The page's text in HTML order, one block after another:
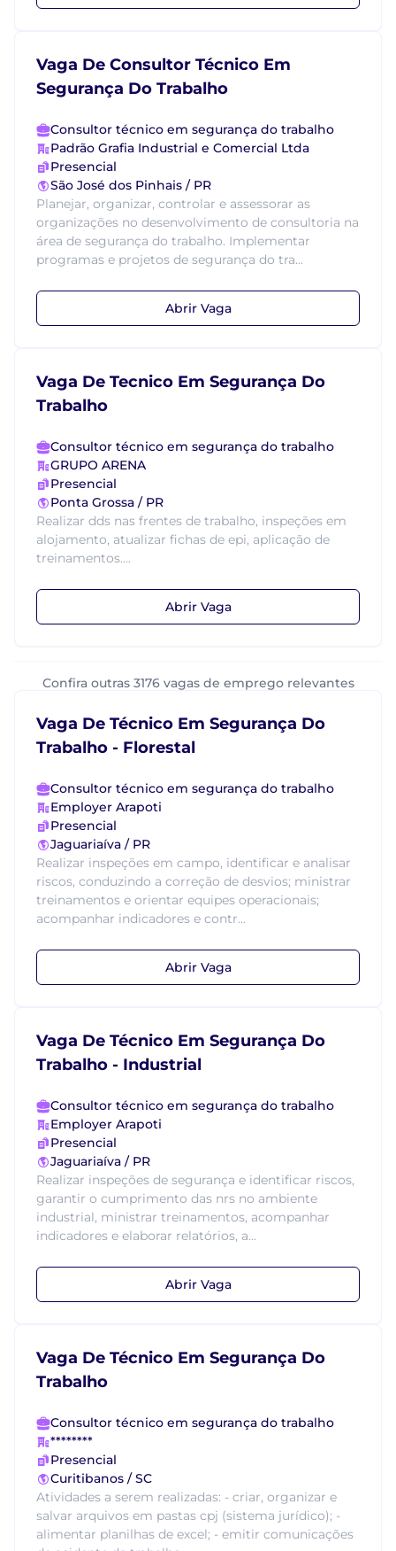
Vaga De Consultor Técnico Em
Segurança Do Trabalho
Consultor técnico em segurança do trabalho
Padrão Grafia Industrial e Comercial Ltda
Presencial
São José dos Pinhais / PR
Planejar, organizar, controlar e assessorar as
organizações no desenvolvimento de consultoria na
área de segurança do trabalho. Implementar
programas e projetos de segurança do tra...
Abrir Vaga
Vaga De Tecnico Em Segurança Do
Trabalho
Consultor técnico em segurança do trabalho
GRUPO ARENA
Presencial
Ponta Grossa / PR
Realizar dds nas frentes de trabalho, inspeções em
alojamento, atualizar fichas de epi, aplicação de
treinamentos....
Abrir Vaga
Confira outras 3176 vagas de emprego relevantes
Vaga De Técnico Em Segurança Do
Trabalho - Florestal
Consultor técnico em segurança do trabalho
Employer Arapoti
Presencial
Jaguariaíva / PR
Realizar inspeções em campo, identificar e analisar
riscos, conduzindo a correção de desvios; ministrar
treinamentos e orientar equipes operacionais;
acompanhar indicadores e contr...
Abrir Vaga
Vaga De Técnico Em Segurança Do
Trabalho - Industrial
Consultor técnico em segurança do trabalho
Employer Arapoti
Presencial
Jaguariaíva / PR
Realizar inspeções de segurança e identificar riscos,
garantir o cumprimento das nrs no ambiente
industrial, ministrar treinamentos, acompanhar
indicadores e elaborar relatórios, a...
Abrir Vaga
Vaga De Técnico Em Segurança Do
Trabalho
Consultor técnico em segurança do trabalho
********
Presencial
Curitibanos / SC
Atividades a serem realizadas: - criar, organizar e
salvar arquivos em pastas cpj (sistema jurídico); -
alimentar planilhas de excel; - emitir comunicações